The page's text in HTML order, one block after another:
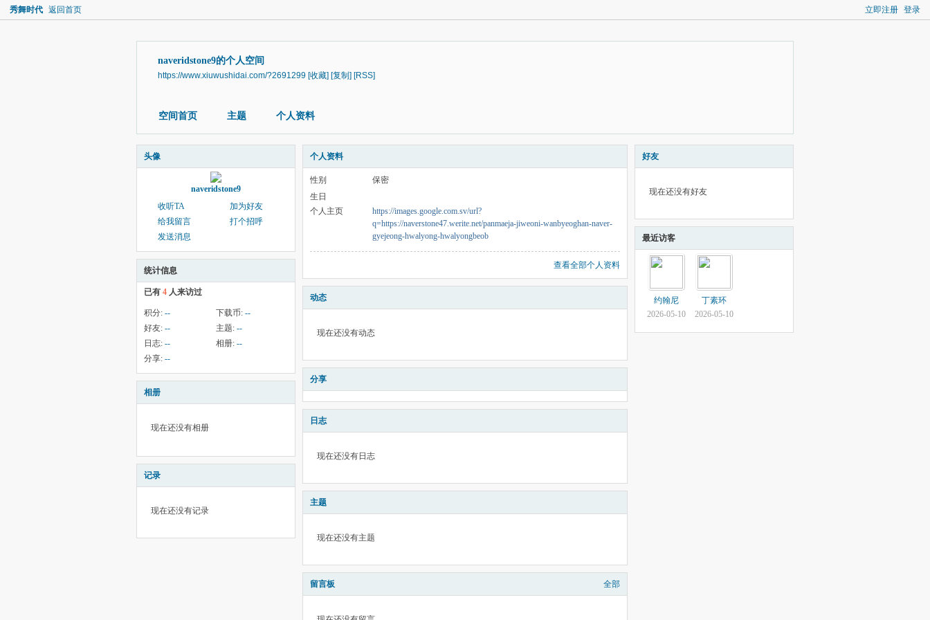
立即注册 登录
秀舞时代 返回首页
naveridstone9的个人空间
https://www.xiuwushidai.com/?2691299 [收藏] [复制] [RSS]
空间首页 主题 个人资料
头像
naveridstone9
收听TA
加为好友
给我留言
打个招呼
发送消息
统计信息
已有 4 人来访过
积分: -- 下载币: --
好友: -- 主题: --
日志: -- 相册: --
分享: --
相册
现在还没有相册
记录
现在还没有记录
个人资料
性别
保密
生日
个人主页
https://images.google.com.sv/url?
q=https://naverstone47.werite.net/panmaeja-jiweoni-wanbyeoghan-naver-
gyejeong-hwalyong-hwalyongbeob
查看全部个人资料
动态
现在还没有动态
分享
日志
现在还没有日志
主题
现在还没有主题
留言板 全部
好友
现在还没有好友
最近访客
约翰尼
2026-05-10
丁素环
2026-05-10